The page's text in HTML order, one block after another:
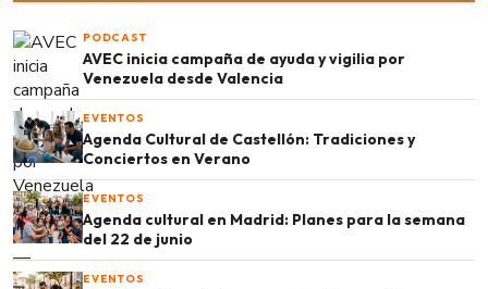
PODCAST
AVEC inicia campaña de ayuda y vigilia por
Venezuela desde Valencia
EVENTOS
Agenda Cultural de Castellón: Tradiciones y
Conciertos en Verano
EVENTOS
Agenda cultural en Madrid: Planes para la semana
del 22 de junio
EVENTOS